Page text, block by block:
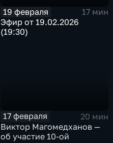
19 февраля
17 мин
Эфир от 19.02.2026
(19:30)
17 февраля
20 мин
Виктор Магомедханов —
об участие 10-ой